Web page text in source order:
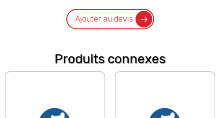
Ajouter au devis
Produits connexes